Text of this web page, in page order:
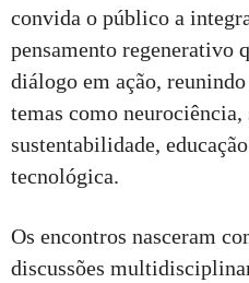
convida o público a
pensamento regenerativo
diálogo em ação, reunindo
temas como neurociência,
sustentabilidade,
tecnológica.
Os encontros nasceram
discussões